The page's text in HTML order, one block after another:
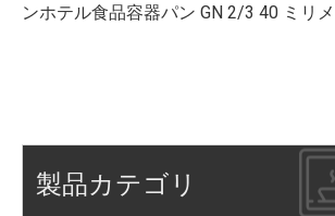
ンホテル食品容器パン GN 2/3 40 ミリ
製品カテゴリ